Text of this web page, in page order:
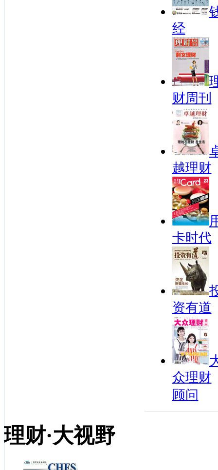
经
财周刊
越理财
卡时代
资有道
众理财
顾问
理财·大视野